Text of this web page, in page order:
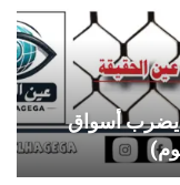
يضرب أسواق